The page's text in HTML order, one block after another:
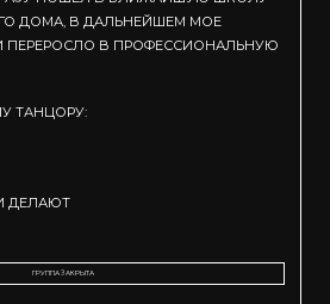
ДОМА, В ДАЛЬНЕЙШЕМ МОЕ
ПЕРЕРОСЛО В ПРОФЕССИОНАЛЬНУЮ
ТАНЦОРУ:
ДЕЛАЮТ
ГРУППА ЗАКРЫТА